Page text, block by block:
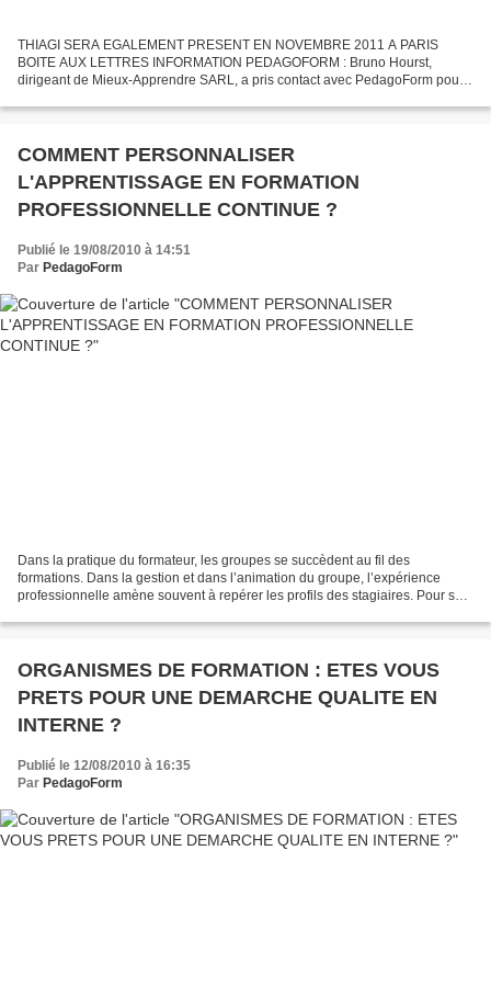
THIAGI SERA EGALEMENT PRESENT EN NOVEMBRE 2011 A PARIS
BOITE AUX LETTRES INFORMATION PEDAGOFORM : Bruno Hourst,
dirigeant de Mieux-Apprendre SARL, a pris contact avec PedagoForm pour
COMMENT PERSONNALISER
L'APPRENTISSAGE EN FORMATION
PROFESSIONNELLE CONTINUE ?
Publié le 19/08/2010 à 14:51
Par PedagoForm
Dans la pratique du formateur, les groupes se succèdent au fil des
formations. Dans la gestion et dans l’animation du groupe, l’expérience
professionnelle amène souvent à repérer les profils des stagiaires. Pour se
ORGANISMES DE FORMATION : ETES VOUS
PRETS POUR UNE DEMARCHE QUALITE EN
INTERNE ?
Publié le 12/08/2010 à 16:35
Par PedagoForm